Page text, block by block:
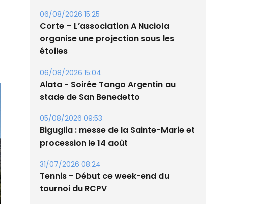
06/08/2026 15:25
Corte – L’association A Nuciola
organise une projection sous les
étoiles
06/08/2026 15:04
Alata - Soirée Tango Argentin au
stade de San Benedetto
05/08/2026 09:53
Biguglia : messe de la Sainte-Marie et
procession le 14 août
31/07/2026 08:24
Tennis - Début ce week-end du
tournoi du RCPV